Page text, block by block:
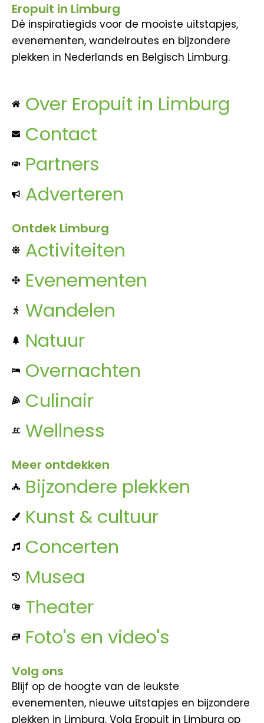
Eropuit in Limburg
Dé inspiratiegids voor de mooiste uitstapjes,
evenementen, wandelroutes en bijzondere
plekken in Nederlands en Belgisch Limburg.
Over Eropuit in Limburg
Contact
Partners
Adverteren
Ontdek Limburg
Activiteiten
Evenementen
Wandelen
Natuur
Overnachten
Culinair
Wellness
Meer ontdekken
Bijzondere plekken
Kunst & cultuur
Concerten
Musea
Theater
Foto's en video's
Volg ons
Blijf op de hoogte van de leukste
evenementen, nieuwe uitstapjes en bijzondere
plekken in Limburg. Volg Eropuit in Limburg op